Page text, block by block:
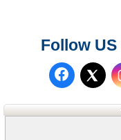
Follow
Follow